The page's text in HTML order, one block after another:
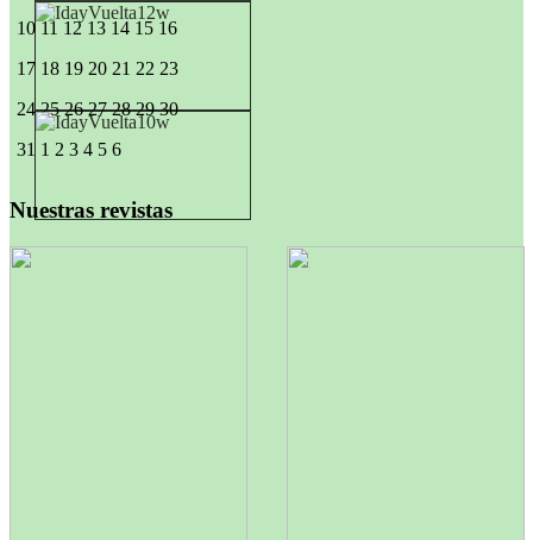
10 11 12 13 14 15 16
17 18 19 20 21 22 23
24 25 26 27 28 29 30
31 1 2 3 4 5 6
Nuestras revistas